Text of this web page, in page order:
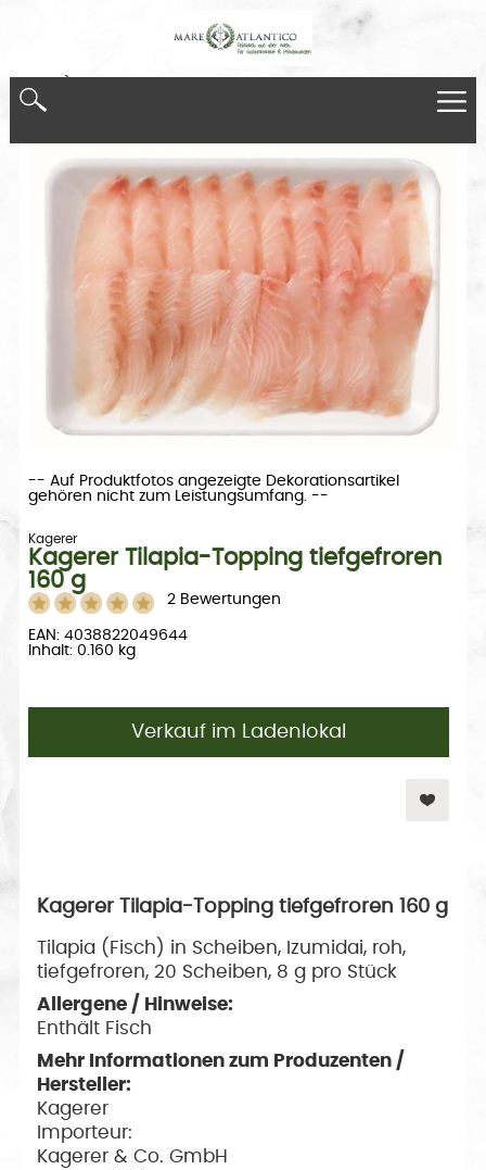
-- Auf Produktfotos angezeigte Dekorationsartikel
gehören nicht zum Leistungsumfang. --
Kagerer
Kagerer Tilapia-Topping tiefgefroren
160 g
2 Bewertungen
EAN: 4038822049644
Inhalt: 0.160 kg
Verkauf im Ladenlokal
Kagerer Tilapia-Topping tiefgefroren 160 g
Tilapia (Fisch) in Scheiben, Izumidai, roh,
tiefgefroren, 20 Scheiben, 8 g pro Stück
Allergene / Hinweise:
Enthält Fisch
Mehr Informationen zum Produzenten /
Hersteller:
Kagerer
Importeur:
Kagerer & Co. GmbH